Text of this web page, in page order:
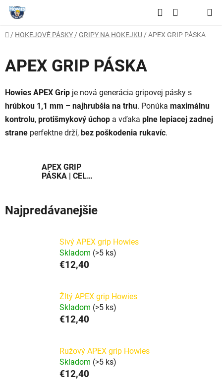
Prejsť
obsah
Hľadať
KOŠÍK
Domov
/ HOKEJOVÉ PÁSKY / GRIPY NA HOKEJKU / APEX GRIP PÁSKA
APEX GRIP PÁSKA
Howies APEX Grip je nová generácia gripovej pásky s
hrúbkou 1,1 mm – najhrubšia na trhu. Ponúka maximálnu
kontrolu, protišmykový úchop a vďaka plne lepiacej zadnej
strane perfektne drží, bez poškodenia rukavíc.
APEX GRIP
PÁSKA | CELÁ
Najpredávanejšie
Sivý APEX grip Howies
Skladom (>5 ks)
€12,40
Žltý APEX grip Howies
Skladom (>5 ks)
€12,40
Ružový APEX grip Howies
Skladom (>5 ks)
€12,40